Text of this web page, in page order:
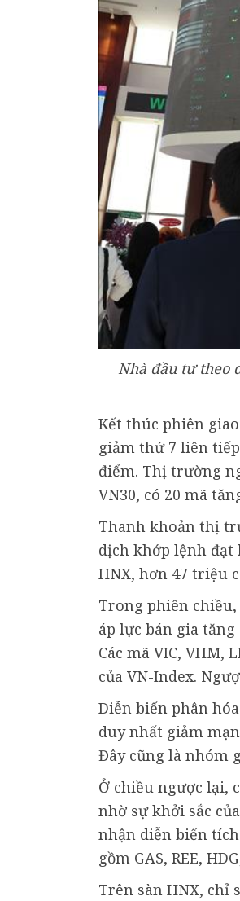
Nhà đầu tư theo
Kết thúc phiên
giảm thứ 7 liên
điểm. Thị trường
VN30, có 20 mã
Thanh khoản thị
dịch khớp lệnh đạt
HNX, hơn 47 triệu
Trong phiên
áp lực bán gia
Các mã VIC, VHM,
của VN-Index.
Diễn biến phân
duy nhất giảm
Đây cũng là nhóm
Ở chiều ngược lại,
nhờ sự khởi sắc
nhận diễn biến
gồm GAS, REE,
Trên sàn HNX, chỉ